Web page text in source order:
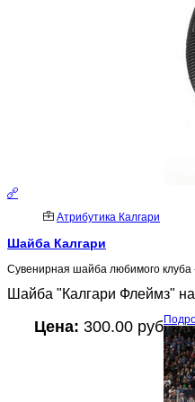
Атрибутика Калгари
Шайба Калгари
Сувенирная шайба любимого клуба
Шайба "Калгари Флеймз"
Цена: 300.00 руб